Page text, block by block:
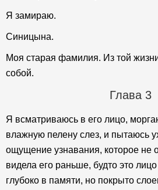
Я замираю.
Синицына.
Моя старая фамилия. Из той
собой.
Глава 3
Я всматриваюсь в его лицо,
влажную пелену слез, и пытаюсь
ощущение узнавания, которое не
видела его раньше, будто это лицо
глубоко в памяти, но покрыто